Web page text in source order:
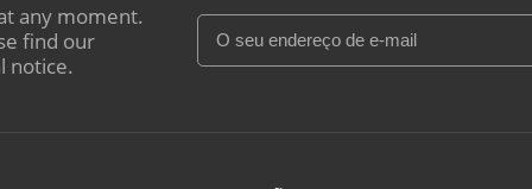
any moment.
find our
notice.